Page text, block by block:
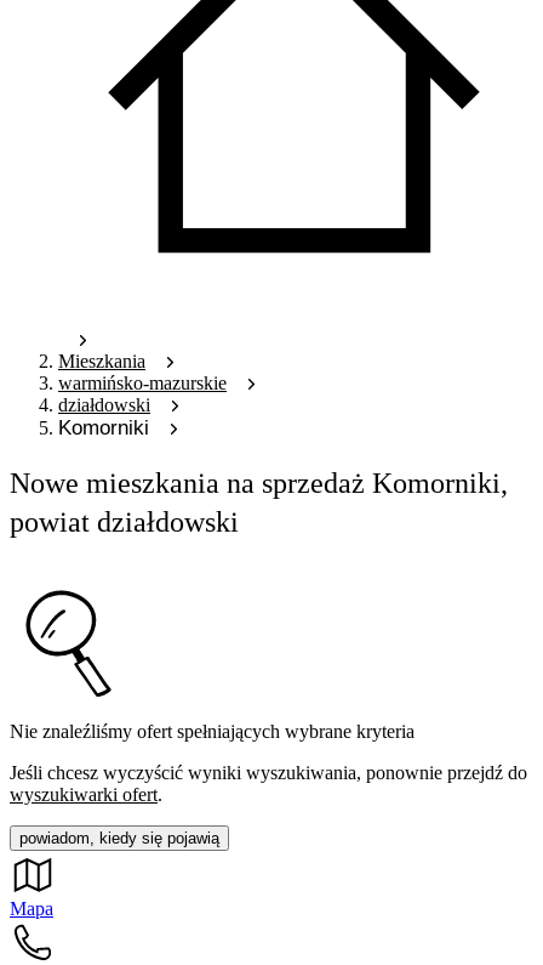
Mieszkania
warmińsko-mazurskie
działdowski
Komorniki
Nowe mieszkania na sprzedaż Komorniki,
powiat działdowski
Nie znaleźliśmy ofert spełniających wybrane kryteria
Jeśli chcesz wyczyścić wyniki wyszukiwania, ponownie przejdź do
wyszukiwarki ofert.
powiadom, kiedy się pojawią
Mapa